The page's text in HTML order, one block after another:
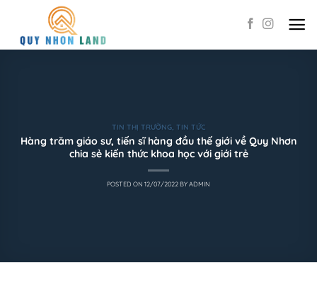
content
TIN THỊ TRƯỜNG, TIN TỨC
Hàng trăm giáo sư, tiến sĩ hàng đầu thế giới về Quy Nhơn
chia sẻ kiến thức khoa học với giới trẻ
POSTED ON 12/07/2022BYADMIN